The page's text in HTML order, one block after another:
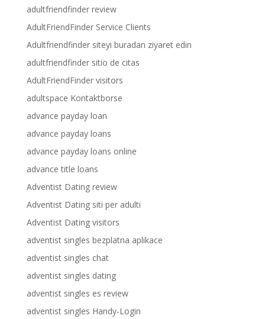
adultfriendfinder review
AdultFriendFinder Service Clients
Adultfriendfinder siteyi buradan ziyaret edin
adultfriendfinder sitio de citas
AdultFriendFinder visitors
adultspace Kontaktborse
advance payday loan
advance payday loans
advance payday loans online
advance title loans
Adventist Dating review
Adventist Dating siti per adulti
Adventist Dating visitors
adventist singles bezplatna aplikace
adventist singles chat
adventist singles dating
adventist singles es review
adventist singles Handy-Login